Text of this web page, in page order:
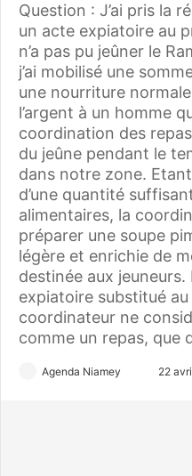
Question : J’ai pris la
un acte expiatoire au
n’a pas pu jeûner le
j’ai mobilisé une
une nourriture
l’argent à un homme
coordination des
du jeûne pendant le
dans notre zone.
d’une quantité
alimentaires, la
préparer une soupe
légère et enrichie de
destinée aux jeuneurs.
expiatoire substitué
coordinateur ne
comme un repas, que
Agenda Niamey 22